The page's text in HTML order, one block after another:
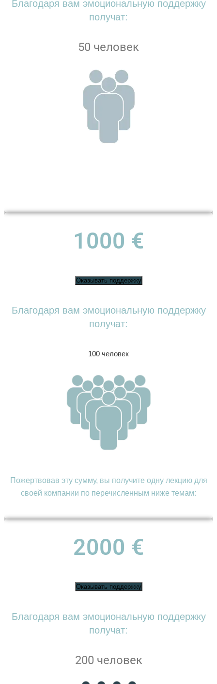
Благодаря вам эмоциональную поддержку
получат:
50 человек
1000 €
Оказывать поддержку
Благодаря вам эмоциональную поддержку
получат:
100 человек
Пожертвовав эту сумму, вы получите одну лекцию для
своей компании по перечисленным ниже темам:
2000 €
Оказывать поддержку
Благодаря вам эмоциональную поддержку
получат:
200 человек